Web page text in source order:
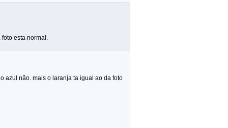
esta normal.
azul não. mais o laranja ta igual ao da foto